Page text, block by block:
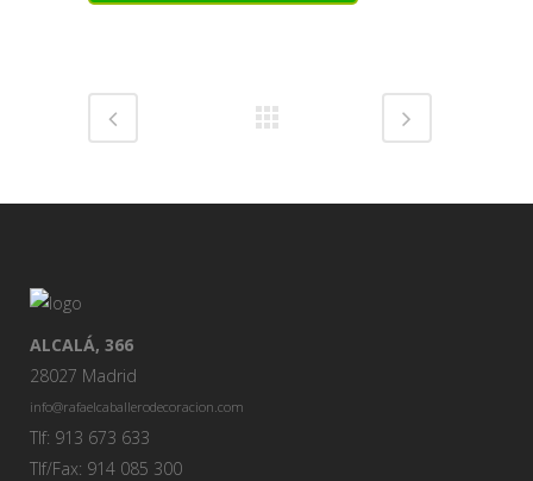
ALCALÁ, 366
28027 Madrid
info@rafaelcaballerodecoracion.com
Tlf: 913 673 633
Tlf/Fax: 914 085 300